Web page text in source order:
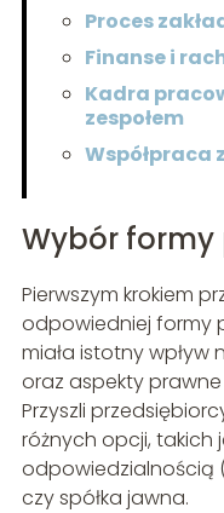
Proces
Finanse i
Kadra
zespołem
Współpraca
Wybór formy
Pierwszym krokiem
odpowiedniej formy
miała istotny wpływ
oraz aspekty
Przyszli
różnych opcji, takich
odpowiedzialnością
czy spółka jawna.